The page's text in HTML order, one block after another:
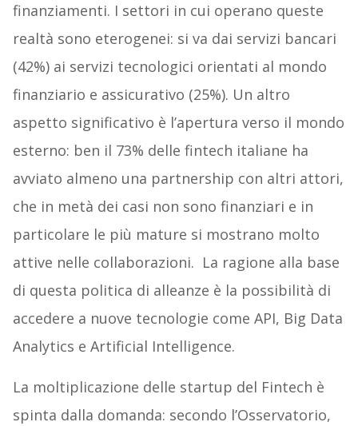
finanziamenti. I settori in cui operano queste
realtà sono eterogenei: si va dai servizi bancari
(42%) ai servizi tecnologici orientati al mondo
finanziario e assicurativo (25%). Un altro
aspetto significativo è l’apertura verso il mondo
esterno: ben il 73% delle fintech italiane ha
avviato almeno una partnership con altri attori,
che in metà dei casi non sono finanziari e in
particolare le più mature si mostrano molto
attive nelle collaborazioni. La ragione alla base
di questa politica di alleanze è la possibilità di
accedere a nuove tecnologie come API, Big Data
Analytics e Artificial Intelligence.
La moltiplicazione delle startup del Fintech è
spinta dalla domanda: secondo l’Osservatorio,